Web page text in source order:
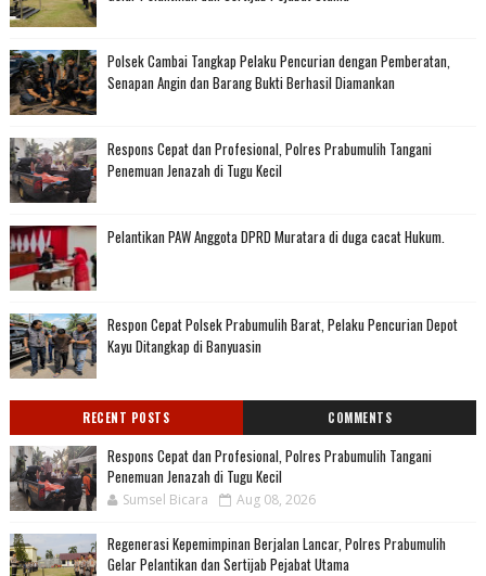
Polsek Cambai Tangkap Pelaku Pencurian dengan Pemberatan,
Senapan Angin dan Barang Bukti Berhasil Diamankan
Respons Cepat dan Profesional, Polres Prabumulih Tangani
Penemuan Jenazah di Tugu Kecil
Pelantikan PAW Anggota DPRD Muratara di duga cacat Hukum.
Respon Cepat Polsek Prabumulih Barat, Pelaku Pencurian Depot
Kayu Ditangkap di Banyuasin
RECENT POSTS COMMENTS
Respons Cepat dan Profesional, Polres Prabumulih Tangani
Penemuan Jenazah di Tugu Kecil
Sumsel Bicara Aug 08, 2026
Regenerasi Kepemimpinan Berjalan Lancar, Polres Prabumulih
Gelar Pelantikan dan Sertijab Pejabat Utama